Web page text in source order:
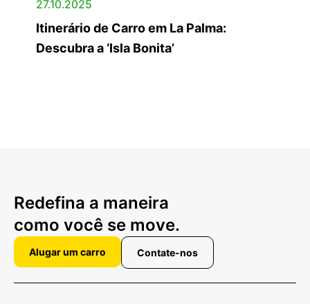
27.10.2025
Itinerário de Carro em La Palma:
Descubra a ‘Isla Bonita’
Redefina a maneira
como você se move.
Alugar um carro Contate-nos